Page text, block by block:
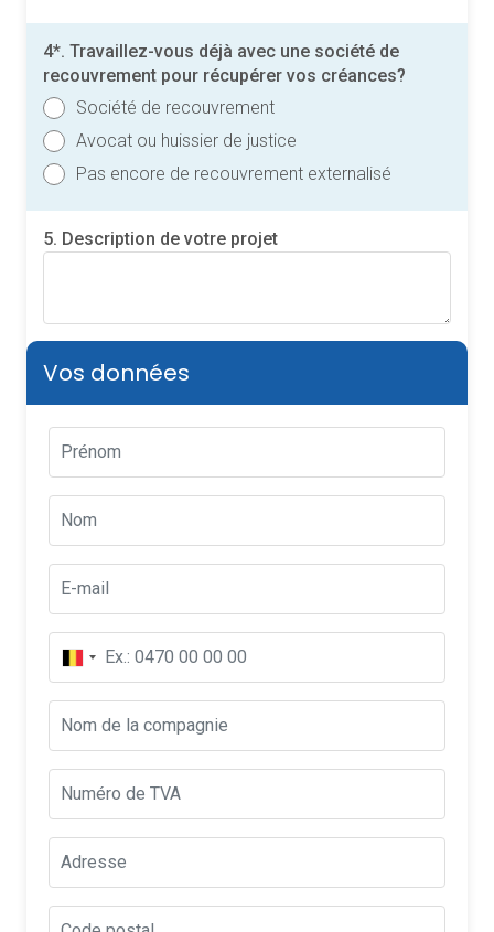
4*. Travaillez-vous déjà avec une société de
recouvrement pour récupérer vos créances?
Société de recouvrement
Avocat ou huissier de justice
Pas encore de recouvrement externalisé
5. Description de votre projet
Vos données